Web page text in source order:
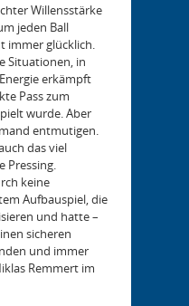
Willensstärke
jeden Ball
immer glücklich.
Situationen, in
erkämpft
Pass zum
wurde. Aber
entmutigen.
das viel
Pressing.
keine
Aufbauspiel, die
und hatte –
sicheren
und immer
Remmert im